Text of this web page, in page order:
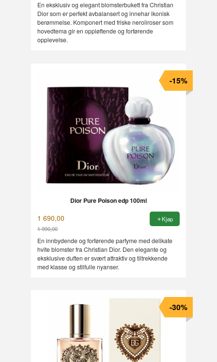
En eksklusiv og elegant blomsterbukett fra Christian
Dior som er perfekt avbalansert og innehar ikonisk
berømmelse. Komponert med friske neroliroser som
hovedtema gir en oppløftende og forførende
opplevelse.
Dior Pure Poison edp 100ml
1 690,00
1 990,00
Rabatt
-15%
Kjøp
En innbydende og forførende parfyme med delikate
hvite blomster fra Christian Dior. Den elegante og
eksklusive duften er svært attraktiv og tiltrekkende
med klasse og stilfulle nyanser.
-30%